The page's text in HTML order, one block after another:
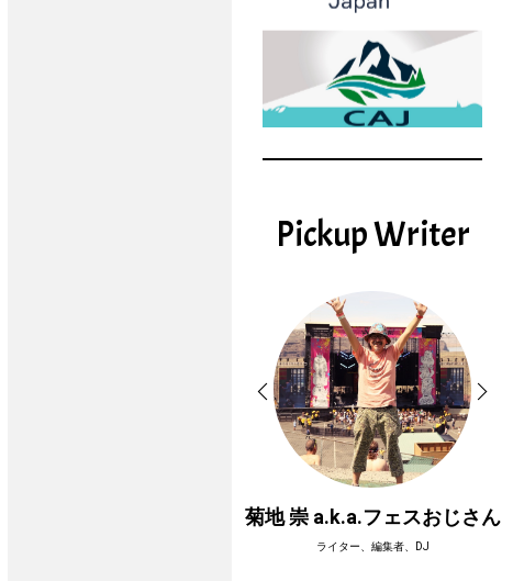
Pickup Writer
菊地 崇 a.k.a.フェスおじさん
ライター、編集者、DJ